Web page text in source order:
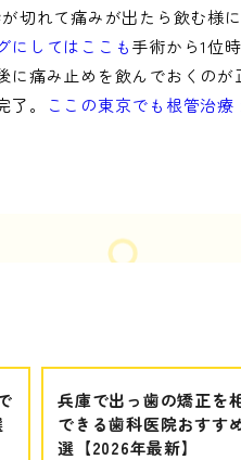
切れて痛みが出たら飲む様
にしてはここも手術から1位
痛み止めを飲んでおくの
。
ここの東京でも根管治療
兵庫で出っ歯の矯正を
できる歯科医院おすす
選【2026年最新】